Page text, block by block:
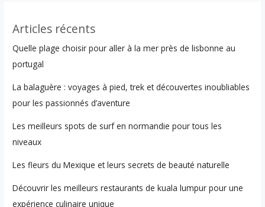
Articles récents
Quelle plage choisir pour aller à la mer près de lisbonne au
portugal
La balaguère : voyages à pied, trek et découvertes inoubliables
pour les passionnés d’aventure
Les meilleurs spots de surf en normandie pour tous les
niveaux
Les fleurs du Mexique et leurs secrets de beauté naturelle
Découvrir les meilleurs restaurants de kuala lumpur pour une
expérience culinaire unique